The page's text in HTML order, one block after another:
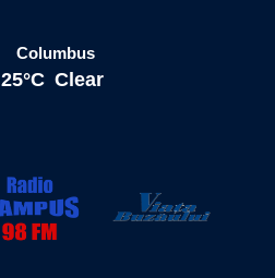
Columbus
25°C Clear